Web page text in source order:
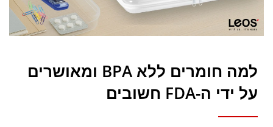
למה חומרים ללא BPA ומאושרים
על ידי ה-FDA חשובים